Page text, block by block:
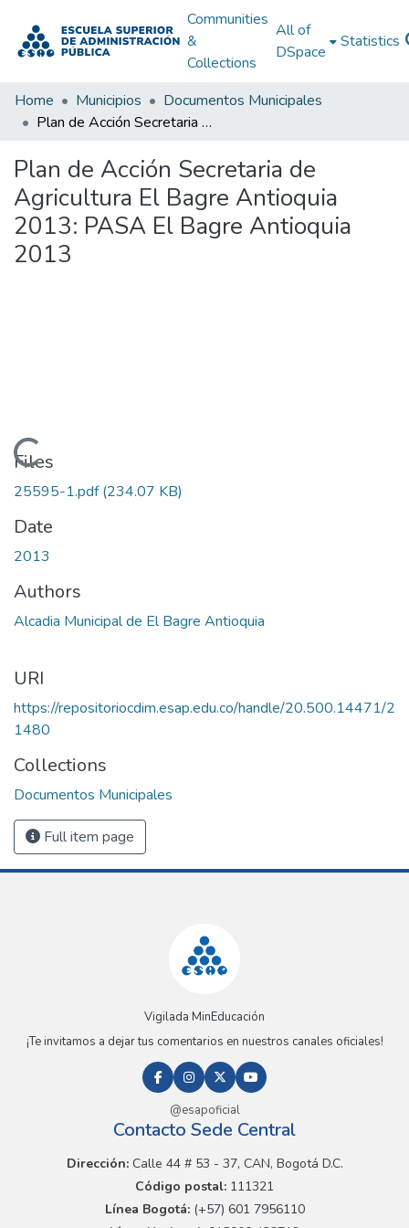
Communities
&
Collections
All of
DSpace
Statistics
Home Municipios
Documentos Municipales
Plan de Acción Secretaria de Agricultura El Bagre Antioquia 2013: PASA El Bagre Antioquia 2013
Plan de Acción Secretaria de
Agricultura El Bagre Antioquia
2013: PASA El Bagre Antioquia
2013
Loading...
Files
25595-1.pdf(234.07 KB)
Date
2013
Authors
Alcadia Municipal de El Bagre Antioquia
URI
https://repositoriocdim.esap.edu.co/handle/20.500.14471/2
1480
Collections
Documentos Municipales
Full item page
Vigilada MinEducación
¡Te invitamos a dejar tus comentarios en nuestros canales oficiales!
@esapoficial
Contacto Sede Central
Dirección:Calle 44 # 53 - 37, CAN, Bogotá D.C.
Código postal: 111321
Línea Bogotá:(+57) 601 7956110